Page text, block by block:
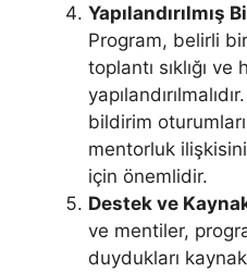
Yapılandırılmış
Program, belirli
toplantı sıklığı
bildirim
mentorluk
için önemlidir.
Destek ve
ve mentiler,
duydukları